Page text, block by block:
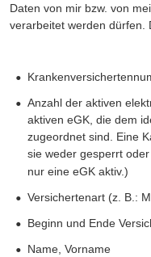
Daten von mir bzw. von
verarbeitet werden dürfen.
•
• Anzahl der aktiven
aktiven eGK, die dem
zugeordnet sind. Eine
sie weder gesperrt
nur eine eGK aktiv.)
• Versichertenart (z. B.:
• Beginn und Ende
• Name, Vorname